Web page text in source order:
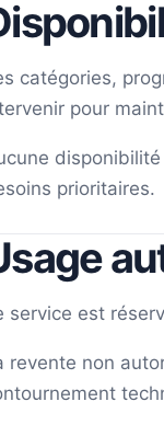
catégories,
pour
disponibilité
prioritaires.
service est
revente non